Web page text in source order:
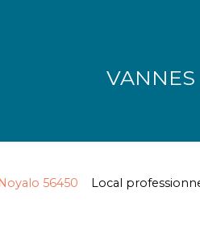
56450 Local